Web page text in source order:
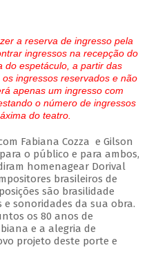
a reserva de ingresso pela
ingressos na recepção do
do espetáculo, a partir das
ingressos reservados e não
apenas um ingresso com
o número de ingressos
do teatro.
Fabiana Cozza e Gilson
o público e para ambos,
homenagear Dorival
brasileiros de
são brasilidade
sonoridades da sua obra.
os 80 anos de
e a alegria de
projeto deste porte e